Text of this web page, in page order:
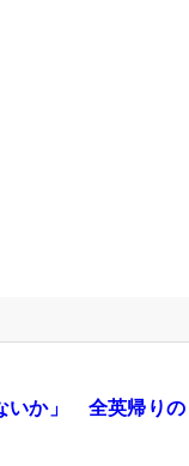
いか」 全英帰りの